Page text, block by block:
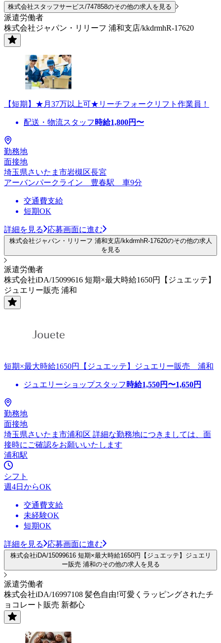
株式会社スタッフサービス/747858のその他の求人を見る
派遣労働者
株式会社ジャパン・リリーフ 浦和支店/kkdrmhR-17620
【短期】★月37万以上可★リーチフォークリフト作業員！
配送・物流スタッフ 時給1,800円〜
勤務地
面接地
埼玉県さいたま市岩槻区長宮
アーバンパークライン 豊春駅 車9分
交通費支給
短期OK
詳細を見る 応募画面に進む
株式会社ジャパン・リリーフ 浦和支店/kkdrmhR-17620のその他の求人
を見る
派遣労働者
株式会社iDA/15099616 短期×最大時給1650円【ジュエッテ】
ジュエリー販売 浦和
短期×最大時給1650円【ジュエッテ】ジュエリー販売 浦和
ジュエリーショップスタッフ 時給1,550円〜1,650円
勤務地
面接地
埼玉県さいたま市浦和区 詳細な勤務地につきましては、面
接時にご確認をお願いいたします
浦和駅
シフト
週4日からOK
交通費支給
未経験OK
短期OK
詳細を見る 応募画面に進む
株式会社iDA/15099616 短期×最大時給1650円【ジュエッテ】ジュエリ
ー販売 浦和のその他の求人を見る
派遣労働者
株式会社iDA/16997108 髪色自由!可愛くラッピングされたチ
ョコレート販売 新都心